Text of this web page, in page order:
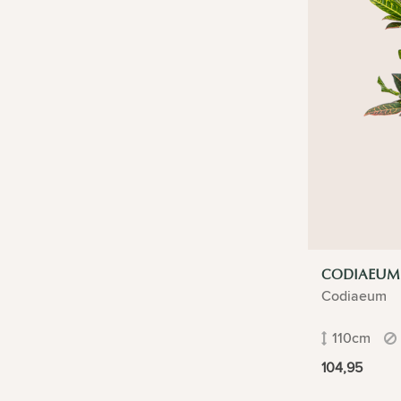
CODIAEUM
Codiaeum
110cm
104,95